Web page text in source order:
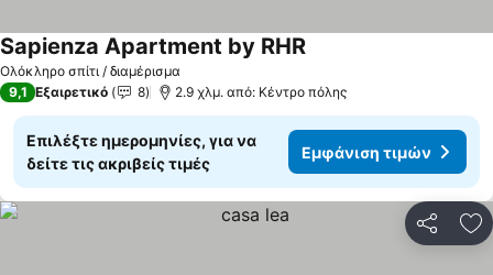
Ολόκληρο σπίτι / διαμέρισμα
Sapienza Apartment by RHR
9,1 Εξαιρετικό 8 2.9 χλμ. από: Κέντρο πόλης
Επιλέξτε ημερομηνίες, για να
δείτε τις ακριβείς τιμές
Εμφάνιση τιμών